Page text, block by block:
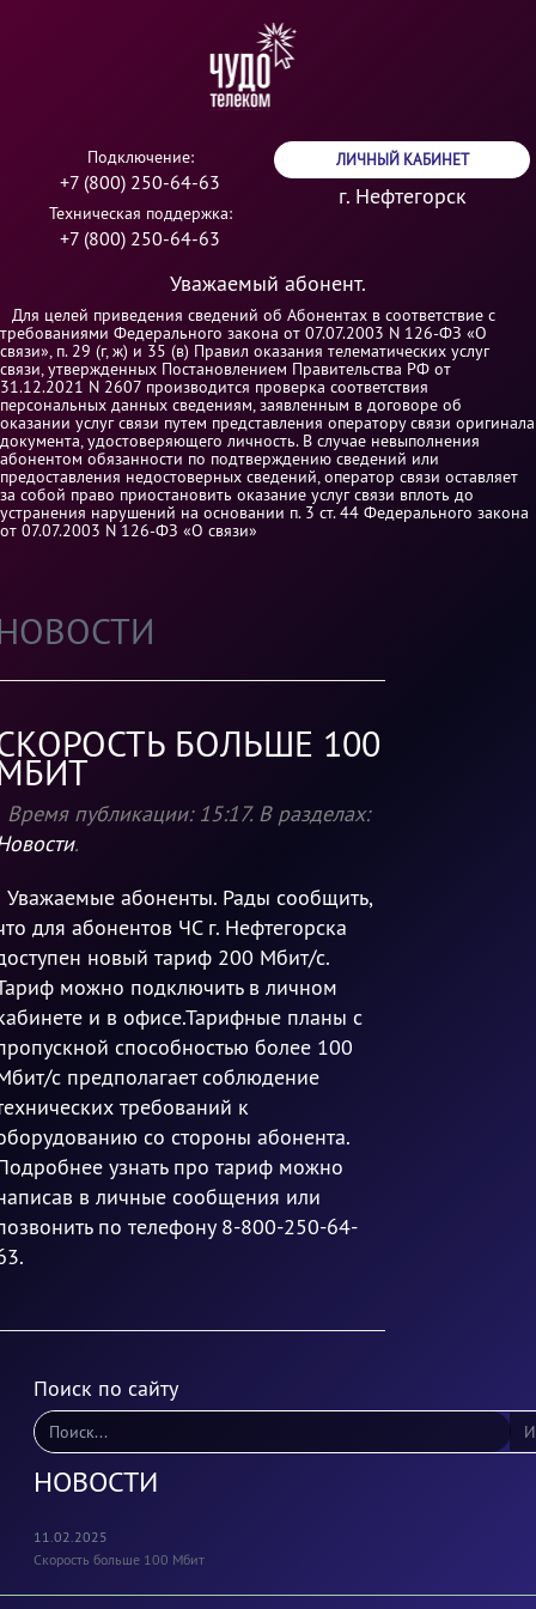
Подключение:
+7 (800) 250-64-63
Техническая поддержка:
+7 (800) 250-64-63
ЛИЧНЫЙ КАБИНЕТ
г. Нефтегорск
Уважаемый абонент.
Для целей приведения сведений об Абонентах в соответствие с
требованиями Федерального закона от 07.07.2003 N 126-ФЗ «О
связи», п. 29 (г, ж) и 35 (в) Правил оказания телематических услуг
связи, утвержденных Постановлением Правительства РФ от
31.12.2021 N 2607 производится проверка соответствия
персональных данных сведениям, заявленным в договоре об
оказании услуг связи путем представления оператору связи оригинала
документа, удостоверяющего личность. В случае невыполнения
абонентом обязанности по подтверждению сведений или
предоставления недостоверных сведений, оператор связи оставляет
за собой право приостановить оказание услуг связи вплоть до
устранения нарушений на основании п. 3 ст. 44 Федерального закона
от 07.07.2003 N 126-ФЗ «О связи»
БОЛЬШЕ 100
Время публикации: 15:17. В разделах:
.
Уважаемые абоненты. Рады сообщить,
для абонентов ЧС г. Нефтегорска
новый тариф 200 Мбит/с.
можно подключить в личном
и в офисе.Тарифные планы с
способностью более 100
с предполагает соблюдение
требований к
со стороны абонента.
узнать про тариф можно
в личные сообщения или
по телефону 8-800-250-64-
Поиск по сайту
НОВОСТИ
11.02.2025
Скорость больше 100 Мбит